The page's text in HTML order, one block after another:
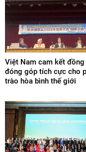
Việt Nam cam kết đồng
đóng góp tích cực cho
trào hòa bình thế giới